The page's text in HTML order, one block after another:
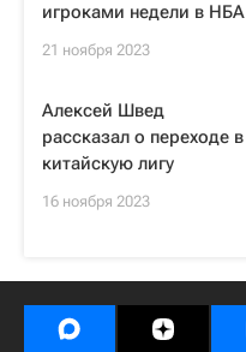
игроками недели в НБА
21 ноября 2023
Алексей Швед
рассказал о переходе в
китайскую лигу
16 ноября 2023